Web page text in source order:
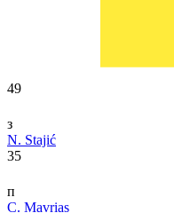
49
з
N. Stajić
35
п
C. Mavrias